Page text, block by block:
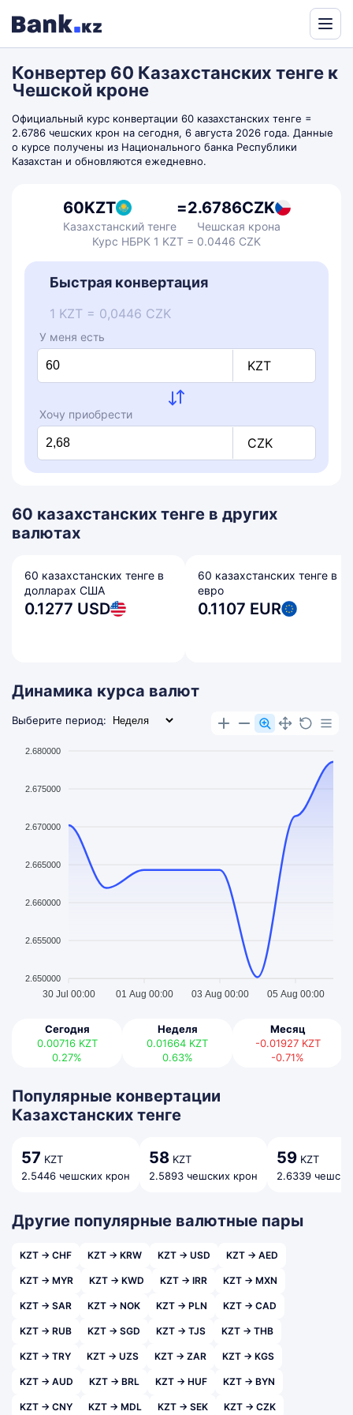
by
Translate
Конвертер 60 Казахстанских тенге к
Чешской кроне
Официальный курс конвертации 60 казахстанских тенге =
2.6786 чешских крон на сегодня, 6 августа 2026 года. Данные
о курсе получены из Национального банка Республики
Казахстан и обновляются ежедневно.
60KZT
Казахстанский тенге
=2.6786CZK
Чешская крона
Курс НБРК 1 KZT = 0.0446 CZK
Быстрая конвертация
1 KZT = 0,0446 CZK
У меня есть
KZT
Хочу приобрести
CZK
60 казахстанских тенге в других
валютах
60 казахстанских тенге в
долларах США
0.1277 USD
60 казахстанских тенге в
евро
0.1107 EUR
Динамика курса валют
Выберите период:
2.680000
2.675000
2.670000
2.665000
2.660000
2.655000
2.650000
30 Jul 00:00 01 Aug 00:00 03 Aug 00:00 05 Aug 00:00
Сегодня
0.00716 KZT
0.27%
Неделя
0.01664 KZT
0.63%
Месяц
-0.01927 KZT
-0.71%
Популярные конвертации
Казахстанских тенге
57 KZT
2.5446 чешских крон
58 KZT
2.5893 чешских крон
59 KZT
2.6339
Другие популярные валютные пары
KZT → CHF KZT → KRW KZT → USD KZT → AED
KZT → MYR KZT → KWD KZT → IRR KZT → MXN
KZT → SAR KZT → NOK KZT → PLN KZT → CAD
KZT → RUB KZT → SGD KZT → TJS KZT → THB
KZT → TRY KZT → UZS KZT → ZAR KZT → KGS
KZT → AUD KZT → BRL KZT → HUF KZT → BYN
KZT → CNY KZT → MDL KZT → SEK KZT → CZK